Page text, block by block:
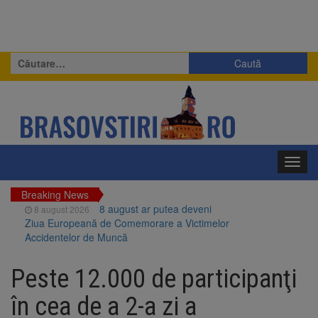
Caută
după:
Breaking News
8 august 2026
8 august ar putea deveni
Ziua Europeană de Comemorare a Victimelor
Accidentelor de Muncă
fostului complex Duplex 91, de lângă Piața
Star
8 august 2026
Ungaria renunță la apelul
pentru reducerea consumului de energie.
Peste 12.000 de participanţi
în cea de a 2-a zi a